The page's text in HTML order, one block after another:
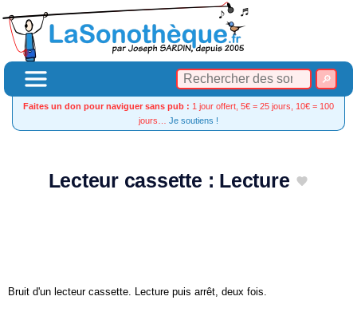
Faites un don pour naviguer sans pub : 1 jour offert, 5€ = 25 jours, 10€ = 100
jours… Je soutiens !
Lecteur cassette : Lecture
Bruit d'un lecteur cassette. Lecture puis arrêt, deux fois.